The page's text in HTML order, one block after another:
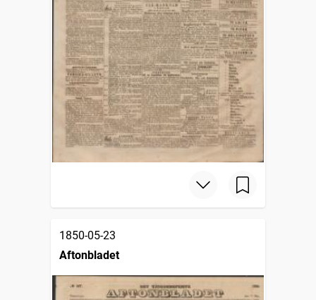
1850-05-23
Aftonbladet